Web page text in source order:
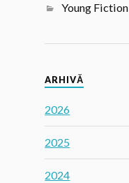
Young Fiction
ARHIVĂ
2026
2025
2024